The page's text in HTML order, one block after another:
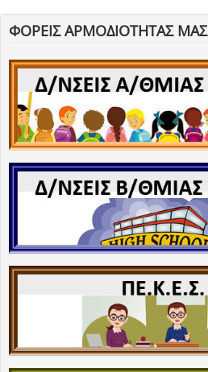
ΦΟΡΕΙΣ ΑΡΜΟΔΙΟΤΗΤΑΣ ΜΑΣ